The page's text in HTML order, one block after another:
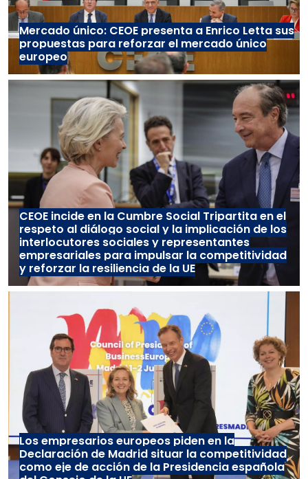
Mercado único: CEOE presenta a Enrico Letta sus
propuestas para reforzar el mercado único
europeo
CEOE incide en la Cumbre Social Tripartita en el
respeto al diálogo social y la implicación de los
interlocutores sociales y representantes
empresariales para impulsar la competitividad
y reforzar la resiliencia de la UE
Los empresarios europeos piden en la
Declaración de Madrid situar la competitividad
como eje de acción de la Presidencia española